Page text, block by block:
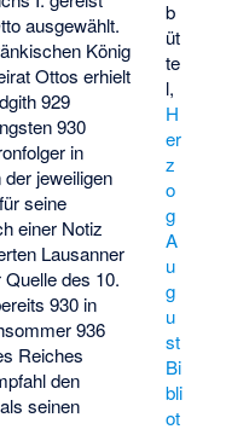
b
üt
te
l,
H
er
z
o
g
A
u
g
u
st
Bi
bli
ot
ausgewählt.
König
Ottos erhielt
929
930
in
jeweiligen
seine
einer Notiz
Lausanner
des 10.
930 in
936
Reiches
den
seinen